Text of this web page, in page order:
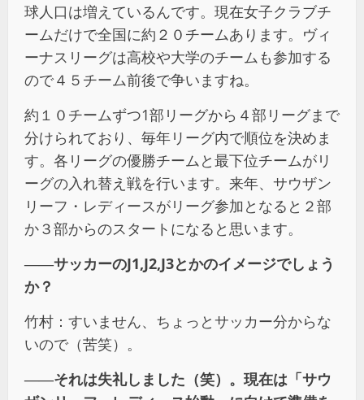
球人口は増えているんです。現在女子クラブチ
ームだけで全国に約２０チームあります。ヴィ
ーナスリーグは高校や大学のチームも参加する
ので４５チーム前後で争いますね。
約１０チームずつ1部リーグから４部リーグまで
分けられており、毎年リーグ内で順位を決めま
す。各リーグの優勝チームと最下位チームがリ
ーグの入れ替え戦を行います。来年、サウザン
リーフ・レディースがリーグ参加となると２部
か３部からのスタートになると思います。
――サッカーのJ1,J2,J3とかのイメージでしょう
か？
竹村：すいません、ちょっとサッカー分からな
いので（苦笑）。
――それは失礼しました（笑）。現在は「サウ